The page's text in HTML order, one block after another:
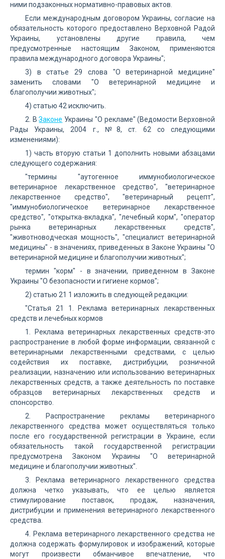
ними подзаконных нормативно-правовых актов.
Если международным договором Украины, согласие на
обязательность которого предоставлено Верховной Радой
Украины, установлены другие правила, чем
предусмотренные настоящим Законом, применяются
правила международного договора Украины";
3) в статье 29 слова "О ветеринарной медицине"
заменить словами "О ветеринарной медицине и
благополучии животных";
4) статью 42 исключить.
2. ВЗаконе Украины "О рекламе" (Ведомости Верховной
Рады Украины, 2004 г., №8, ст. 62 со следующими
изменениями):
1) часть вторую статьи 1 дополнить новыми абзацами
следующего содержания:
"термины "аутогенное иммунобиологическое
ветеринарное лекарственное средство", "ветеринарное
лекарственное средство", "ветеринарный рецепт",
"иммунобиологическое ветеринарное лекарственное
средство", "открытка-вкладка", "лечебный корм", "оператор
рынка ветеринарных лекарственных средств",
"животноводческая мощность", "специалист ветеринарной
медицины" - в значениях, приведенных в Законе Украины "О
ветеринарной медицине и благополучии животных";
термин "корм" - в значении, приведенном в Законе
Украины "О безопасности и гигиене кормов";
2) статью 21 1 изложить в следующей редакции:
"Статья 21 1. Реклама ветеринарных лекарственных
средств и лечебных кормов
1. Реклама ветеринарных лекарственных средств-это
распространение в любой форме информации, связанной с
ветеринарными лекарственными средствами, с целью
содействия их поставке, дистрибуции, розничной
реализации, назначению или использованию ветеринарных
лекарственных средств, а также деятельность по поставке
образцов ветеринарных лекарственных средств и
спонсорство.
2. Распространение рекламы ветеринарного
лекарственного средства может осуществляться только
после его государственной регистрации в Украине, если
обязательность такой государственной регистрации
предусмотрена Законом Украины "О ветеринарной
медицине и благополучии животных".
3. Реклама ветеринарного лекарственного средства
должна четко указывать, что ее целью является
стимулирование поставок, продаж, назначения,
дистрибуции и применения ветеринарного лекарственного
средства.
4. Реклама ветеринарного лекарственного средства не
должна содержать формулировок и изображений, которые
могут произвести обманчивое впечатление, что